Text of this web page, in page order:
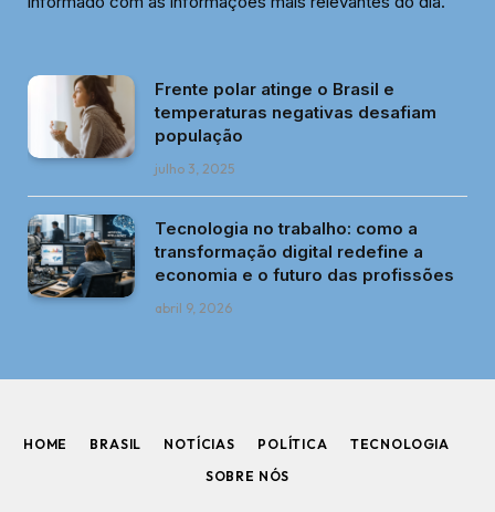
Frente polar atinge o Brasil e
temperaturas negativas desafiam
população
julho 3, 2025
Tecnologia no trabalho: como a
transformação digital redefine a
economia e o futuro das profissões
abril 9, 2026
HOME BRASIL NOTÍCIAS POLÍTICA
TECNOLOGIA
SOBRE NÓS